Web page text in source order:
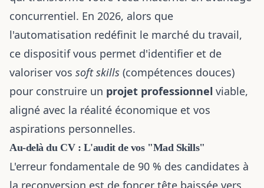
concurrentiel. En 2026, alors que
l'automatisation redéfinit le marché du travail,
ce dispositif vous permet d'identifier et de
valoriser vos soft skills (compétences douces)
pour construire un projet professionnel viable,
aligné avec la réalité économique et vos
aspirations personnelles.
Au-delà du CV : L'audit de vos "Mad Skills"
L'erreur fondamentale de 90 % des candidates à
la reconversion est de foncer tête baissée vers